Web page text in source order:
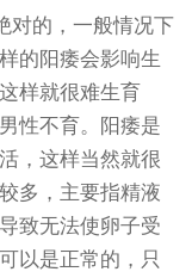
对的，一般情况下
的阳痿会影响生
样就很难生育
性不育。阳痿是
，这样当然就很
多，主要指精液
致无法使卵子受
以是正常的，只